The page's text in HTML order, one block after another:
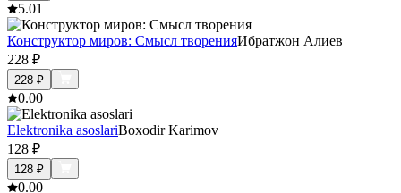
5.01
Конструктор миров: Смысл творенияИбратжон Алиев
228 ₽
228 ₽
0.00
Elektronika asoslariBoxodir Karimov
128 ₽
128 ₽
0.00